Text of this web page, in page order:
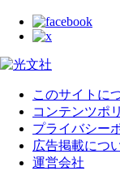
このサイトに
コンテンツポ
プライバシー
広告掲載につ
運営会社